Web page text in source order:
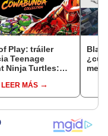
Play: tráiler
Teenage
Ninja Turtles:
LEER MÁS